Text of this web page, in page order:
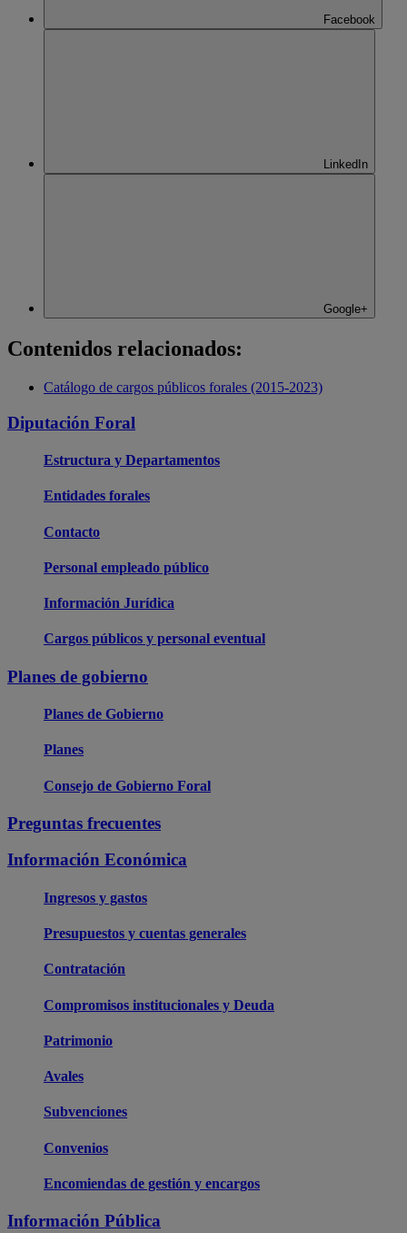
Facebook
LinkedIn
Google+
Contenidos relacionados:
Catálogo de cargos públicos forales (2015-2023)
Diputación Foral
Estructura y Departamentos
Entidades forales
Contacto
Personal empleado público
Información Jurídica
Cargos públicos y personal eventual
Planes de gobierno
Planes de Gobierno
Planes
Consejo de Gobierno Foral
Preguntas frecuentes
Información Económica
Ingresos y gastos
Presupuestos y cuentas generales
Contratación
Compromisos institucionales y Deuda
Patrimonio
Avales
Subvenciones
Convenios
Encomiendas de gestión y encargos
Información Pública